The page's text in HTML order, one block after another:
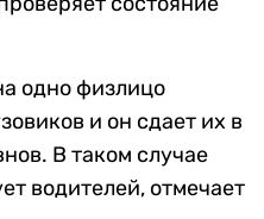
одно физлицо
и он сдает их в
В таком случае
водителей, отмечает